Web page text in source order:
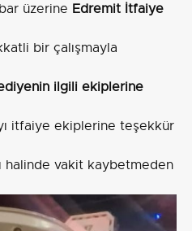
üzerine Edremit İtfaiye
bir çalışmayla
ilgili ekiplerine
itfaiye ekiplerine teşekkür
halinde vakit kaybetmeden